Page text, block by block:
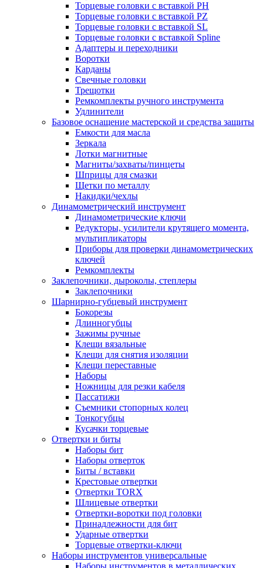
Торцевые головки с вставкой PH
Торцевые головки с вставкой PZ
Торцевые головки с вставкой SL
Торцевые головки с вставкой Spline
Адаптеры и переходники
Воротки
Карданы
Свечные головки
Трещотки
Ремкомплекты ручного инструмента
Удлинители
Базовое оснащение мастерской и средства защиты
Емкости для масла
Зеркала
Лотки магнитные
Магниты/захваты/пинцеты
Шприцы для смазки
Щетки по металлу
Накидки/чехлы
Динамометрический инструмент
Динамометрические ключи
Редукторы, усилители крутящего момента,
мультипликаторы
Приборы для проверки динамометрических
ключей
Ремкомплекты
Заклепочники, дыроколы, степлеры
Заклепочники
Шарнирно-губцевый инструмент
Бокорезы
Длинногубцы
Зажимы ручные
Клещи вязальные
Клещи для снятия изоляции
Клещи переставные
Наборы
Ножницы для резки кабеля
Пассатижи
Съемники стопорных колец
Тонкогубцы
Кусачки торцевые
Отвертки и биты
Наборы бит
Наборы отверток
Биты / вставки
Крестовые отвертки
Отвертки TORX
Шлицевые отвертки
Отвертки-воротки под головки
Принадлежности для бит
Ударные отвертки
Торцевые отвертки-ключи
Наборы инструментов универсальные
Наборы инструментов в металлических